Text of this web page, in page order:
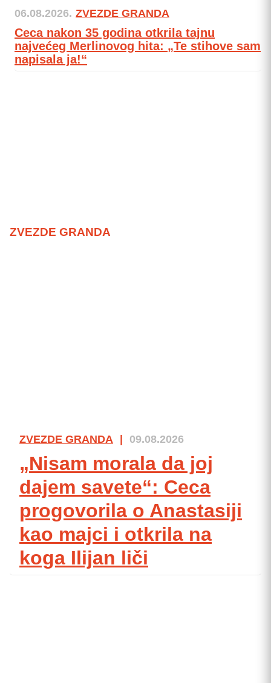
06.08.2026. ZVEZDE GRANDA
Ceca nakon 35 godina otkrila tajnu
najvećeg Merlinovog hita: „Te stihove sam
napisala ja!“
ZVEZDE GRANDA
ZVEZDE GRANDA 09.08.2026
„Nisam morala da joj
dajem savete“: Ceca
progovorila o Anastasiji
kao majci i otkrila na
koga Ilijan liči